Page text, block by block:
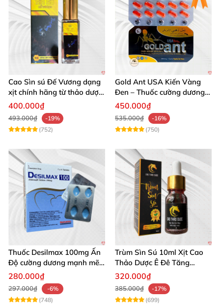
Cao Sìn sú Đế Vương dạng
xịt chính hãng từ thảo dược
Ê Đê Việt Nam
400.000₫
493.000₫
-19%
(752)
Gold Ant USA Kiến Vàng
Đen – Thuốc cường dương
tăng sinh lý nam mạnh
450.000₫
535.000₫
-16%
(750)
Thuốc Desilmax 100mg Ấn
Độ cường dương mạnh mẽ
tăng sinh lý phái mạnh
280.000₫
297.000₫
-6%
(748)
Trùm Sìn Sú 10ml Xịt Cao
Thảo Dược Ê Đê Tăng
Cường Sinh Lý
320.000₫
385.000₫
-17%
(699)